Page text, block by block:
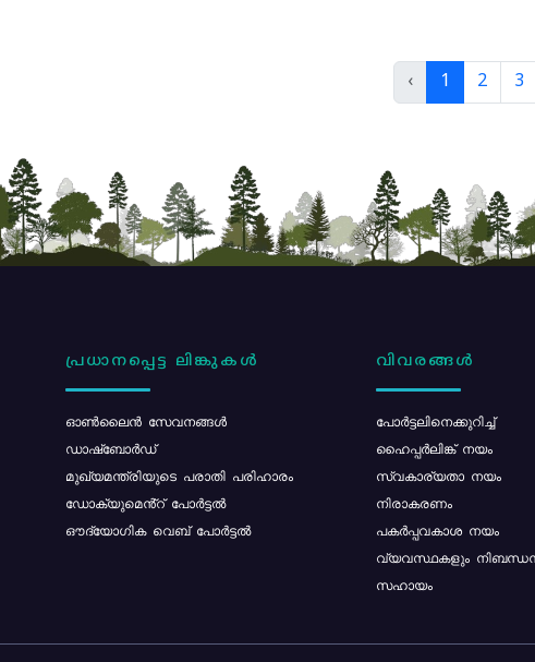
‹ 1 2 3
പ്രധാനപ്പെട്ട ലിങ്കുകൾ
ഓൺലൈൻ സേവനങ്ങൾ
ഡാഷ്ബോർഡ്
മുഖ്യമന്ത്രിയുടെ പരാതി പരിഹാരം
ഡോക്യുമെൻ്റ് പോർട്ടൽ
ഔദ്യോഗിക വെബ് പോർട്ടൽ
വിവരങ്ങൾ
പോര്‍ട്ടലിനെക്കുറിച്ച്
ഹൈപ്പർലിങ്ക് നയം
സ്വകാര്യതാ നയം
നിരാകരണം
പകർപ്പവകാശ നയം
വ്യവസ്ഥകളും
സഹായം